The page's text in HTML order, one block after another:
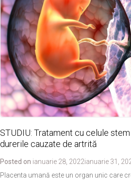
STUDIU: Tratament cu celule
durerile cauzate de artrită
Posted on ianuarie 28, 2022ianuarie 31,
Placenta umană este un organ unic care